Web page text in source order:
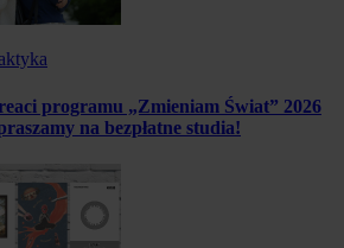
programu „Zmieniam Świat” 2026
na bezpłatne studia!